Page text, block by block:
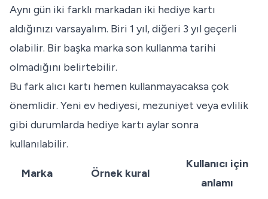
Aynı gün iki farklı markadan iki hediye kartı
aldığınızı varsayalım. Biri 1 yıl, diğeri 3 yıl geçerli
olabilir. Bir başka marka son kullanma tarihi
olmadığını belirtebilir.
Bu fark alıcı kartı hemen kullanmayacaksa çok
önemlidir. Yeni ev hediyesi, mezuniyet veya evlilik
gibi durumlarda hediye kartı aylar sonra
kullanılabilir.
Marka Örnek kural
Kullanıcı için
anlamı